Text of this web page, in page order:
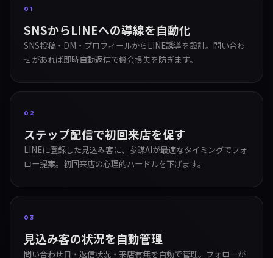
01
SNSからLINEへの導線を自動化
SNS投稿・DM・プロフィールからLINE誘導を設計。問い合わ
せがあれば即時自動返信で機会損失を防ぎます。
02
ステップ配信で初回来店を促す
LINEに登録した見込み客に、参謀AIが最適なタイミングでフォ
ロー提案。初回来店の心理的ハードルを下げます。
03
見込み客の状況を自動管理
問い合わせ日・返信状況・来店有無を自動で管理。フォローが